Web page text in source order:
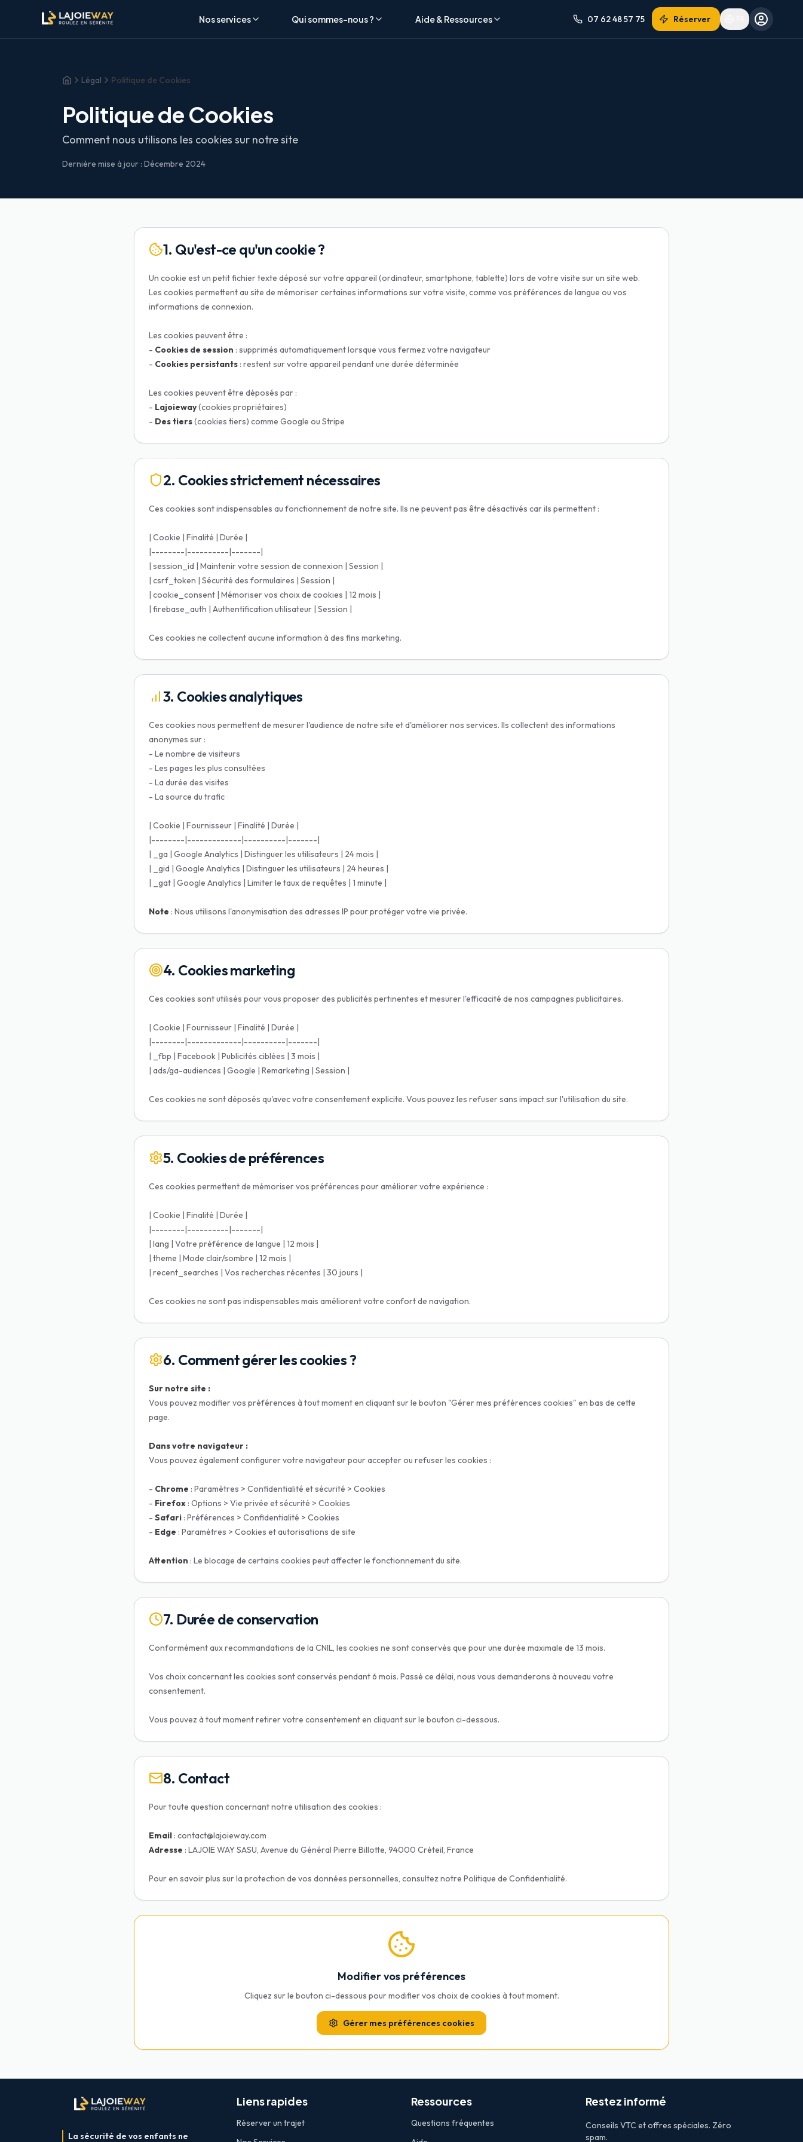
Nos services Qui sommes-nous ? Aide & Ressources 07 62 48 57 75 Réserver
AccueilLégal Politique de Cookies
Politique de Cookies
Comment nous utilisons les cookies sur notre site
Dernière mise à jour : Décembre 2024
1. Qu'est-ce qu'un cookie ?
Un cookie est un petit fichier texte déposé sur votre appareil (ordinateur, smartphone, tablette) lors de votre visite sur un site web.
Les cookies permettent au site de mémoriser certaines informations sur votre visite, comme vos préférences de langue ou vos
informations de connexion.
Les cookies peuvent être :
- Cookies de session : supprimés automatiquement lorsque vous fermez votre navigateur
- Cookies persistants : restent sur votre appareil pendant une durée déterminée
Les cookies peuvent être déposés par :
- Lajoieway(cookies propriétaires)
- Des tiers(cookies tiers) comme Google ou Stripe
2. Cookies strictement nécessaires
Ces cookies sont indispensables au fonctionnement de notre site. Ils ne peuvent pas être désactivés car ils permettent :
| Cookie | Finalité | Durée |
|--------|----------|-------|
| session_id | Maintenir votre session de connexion | Session |
| csrf_token | Sécurité des formulaires | Session |
| cookie_consent | Mémoriser vos choix de cookies | 12 mois |
| firebase_auth | Authentification utilisateur | Session |
Ces cookies ne collectent aucune information à des fins marketing.
3. Cookies analytiques
Ces cookies nous permettent de mesurer l'audience de notre site et d'améliorer nos services. Ils collectent des informations
anonymes sur :
- Le nombre de visiteurs
- Les pages les plus consultées
- La durée des visites
- La source du trafic
| Cookie | Fournisseur | Finalité | Durée |
|--------|-------------|----------|-------|
| _ga | Google Analytics | Distinguer les utilisateurs | 24 mois |
| _gid | Google Analytics | Distinguer les utilisateurs | 24 heures |
| _gat | Google Analytics | Limiter le taux de requêtes | 1 minute |
Note : Nous utilisons l'anonymisation des adresses IP pour protéger votre vie privée.
4. Cookies marketing
Ces cookies sont utilisés pour vous proposer des publicités pertinentes et mesurer l'efficacité de nos campagnes publicitaires.
| Cookie | Fournisseur | Finalité | Durée |
|--------|-------------|----------|-------|
| _fbp | Facebook | Publicités ciblées | 3 mois |
| ads/ga-audiences | Google | Remarketing | Session |
Ces cookies ne sont déposés qu'avec votre consentement explicite. Vous pouvez les refuser sans impact sur l'utilisation du site.
5. Cookies de préférences
Ces cookies permettent de mémoriser vos préférences pour améliorer votre expérience :
| Cookie | Finalité | Durée |
|--------|----------|-------|
| lang | Votre préférence de langue | 12 mois |
| theme | Mode clair/sombre | 12 mois |
| recent_searches | Vos recherches récentes | 30 jours |
Ces cookies ne sont pas indispensables mais améliorent votre confort de navigation.
6. Comment gérer les cookies ?
Sur notre site :
Vous pouvez modifier vos préférences à tout moment en cliquant sur le bouton "Gérer mes préférences cookies" en bas de cette
page.
Dans votre navigateur :
Vous pouvez également configurer votre navigateur pour accepter ou refuser les cookies :
- Chrome : Paramètres > Confidentialité et sécurité > Cookies
- Firefox : Options > Vie privée et sécurité > Cookies
- Safari : Préférences > Confidentialité > Cookies
- Edge : Paramètres > Cookies et autorisations de site
Attention : Le blocage de certains cookies peut affecter le fonctionnement du site.
7. Durée de conservation
Conformément aux recommandations de la CNIL, les cookies ne sont conservés que pour une durée maximale de 13 mois.
Vos choix concernant les cookies sont conservés pendant 6 mois. Passé ce délai, nous vous demanderons à nouveau votre
consentement.
Vous pouvez à tout moment retirer votre consentement en cliquant sur le bouton ci-dessous.
8. Contact
Pour toute question concernant notre utilisation des cookies :
Email
Adresse : LAJOIE WAY SASU, Avenue du Général Pierre Billotte, 94000 Créteil, France
Pour en savoir plus sur la protection de vos données personnelles, consultez notre Politique de Confidentialité.
Modifier vos préférences
Cliquez sur le bouton ci-dessous pour modifier vos choix de cookies à tout moment.
Gérer mes préférences cookies
La sécurité de vos enfants ne
Liens rapides
Réserver un trajet
Ressources
Questions fréquentes
Restez informé
Conseils VTC et offres spéciales. Zéro
spam.